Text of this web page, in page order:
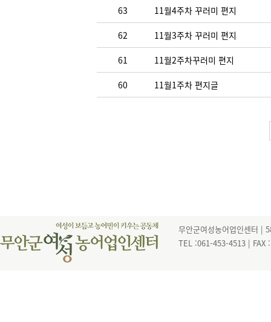
63 11월4주차 꾸러미 편지
62 11월3주차 꾸러미 편지
61 11월2주차꾸러미 편지
60 11월1주차 편지글
무안군여성농어업인센터 |
TEL :061-453-4513 |